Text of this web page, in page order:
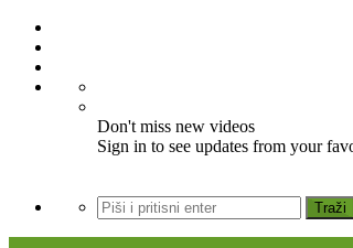
Don't miss new videos
Sign in to see updates from your